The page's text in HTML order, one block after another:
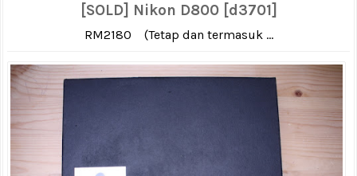
[SOLD] Nikon D800 [d3701]
RM2180 (Tetap dan termasuk ...